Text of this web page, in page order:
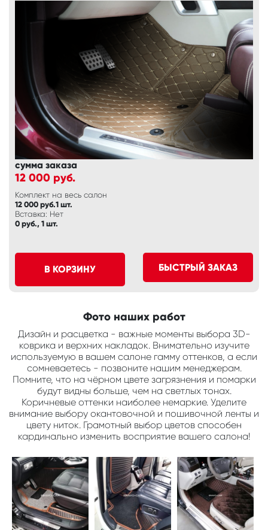
сумма заказа
12 000 руб.
Комплект на весь салон
12 000 руб.1 шт.
Вставка: Нет
0 руб., 1 шт.
В КОРЗИНУ БЫСТРЫЙ ЗАКАЗ
Фото наших работ
Дизайн и расцветка - важные моменты выбора 3D-
коврика и верхних накладок. Внимательно изучите
используемую в вашем салоне гамму оттенков, а если
сомневаетесь - позвоните нашим менеджерам.
Помните, что на чёрном цвете загрязнения и помарки
будут видны больше, чем на светлых тонах.
Коричневые оттенки наиболее немаркие. Уделите
внимание выбору окантовочной и пошивочной ленты и
цвету ниток. Грамотный выбор цветов способен
кардинально изменить восприятие вашего салона!